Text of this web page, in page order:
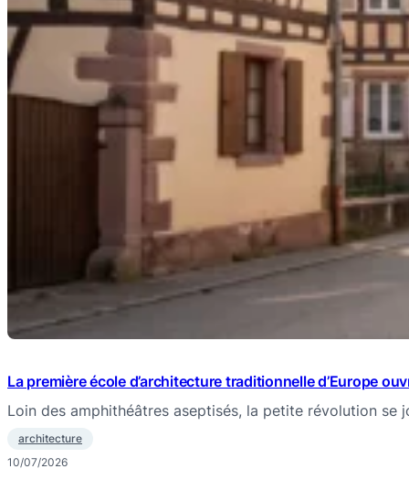
La première école d’architecture traditionnelle d’Europe
Loin des amphithéâtres aseptisés, la petite révolution se
architecture
10/07/2026